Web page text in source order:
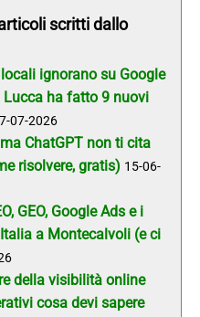
scritti dallo
ignorano su Google
Lucca ha fatto 9 nuovi
07-2026
ChatGPT non ti cita
risolvere, gratis) 15-06-
GEO, Google Ads e i
a Montecalvoli (e ci
della visibilità online
cosa devi sapere